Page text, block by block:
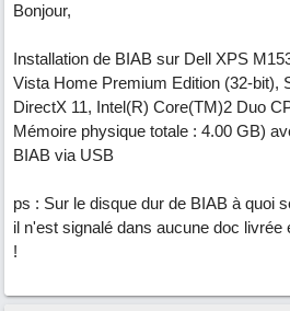
Bonjour,
Installation de BIAB sur Dell XPS
Vista Home Premium Edition (32-bit),
DirectX 11, Intel(R) Core(TM)2 Duo
Mémoire physique totale : 4.00 GB)
BIAB via USB
ps : Sur le disque dur de BIAB à quoi
il n'est signalé dans aucune doc
!